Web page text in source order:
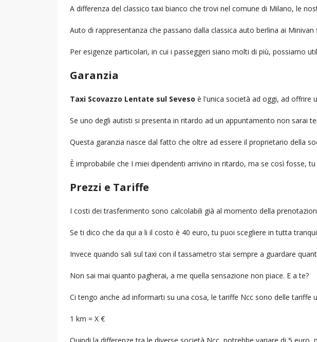
A differenza del classico taxi bianco che trovi nel comune di Milano, le
Auto di rappresentanza che passano dalla classica auto berlina ai
Per esigenze particolari, in cui i passeggeri siano molti di più, possiamo
Garanzia
Taxi Scovazzo Lentate sul Seveso è l'unica società ad oggi, ad offrire
Se uno degli autisti si presenta in ritardo ad un appuntamento non sarai
Questa garanzia nasce dal fatto che oltre ad essere il proprietario della
È improbabile che I miei dipendenti arrivino in ritardo, ma se così fosse,
Prezzi e Tariffe
I costi dei trasferimento sono calcolabili già al momento della
Se ti dico che da qui a li il costo è 40 euro, tu puoi scegliere in tutta
Invece quando sali sul taxi con il tassametro stai sempre a guardare
Non sai mai quanto pagherai, a me quella sensazione non piace. E a te?
Ci tengo anche ad informarti su una cosa, le tariffe Ncc sono delle tariffe
1 km = X €